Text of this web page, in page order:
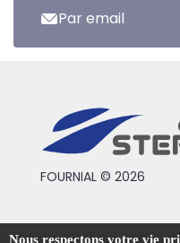
Par email
FOURNIAL © 2026
Conditions générales
Nous respectons votre vie